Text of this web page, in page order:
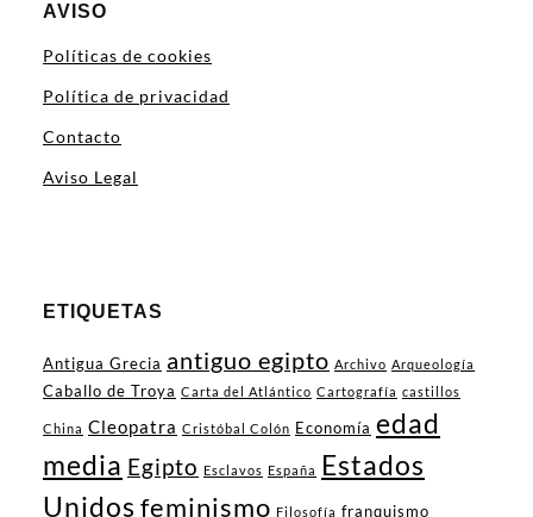
AVISO
Políticas de cookies
Política de privacidad
Contacto
Aviso Legal
ETIQUETAS
Antigua Grecia antiguo egipto Archivo Arqueología
Caballo de Troya Carta del Atlántico Cartografía castillos
China Cleopatra Cristóbal Colón Economía edad
media Egipto Esclavos España
Estados
Unidos feminismo Filosofía franquismo